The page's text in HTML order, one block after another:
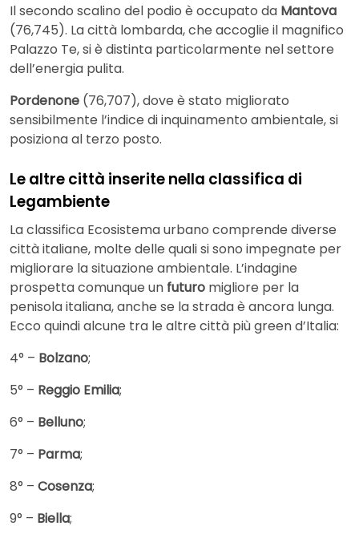
Il secondo scalino del podio è occupato da Mantova
(76,745). La città lombarda, che accoglie il magnifico
Palazzo Te, si è distinta particolarmente nel settore
dell’energia pulita.
Pordenone (76,707), dove è stato migliorato
sensibilmente l’indice di inquinamento ambientale, si
posiziona al terzo posto.
Le altre città inserite nella classifica di
Legambiente
La classifica Ecosistema urbano comprende diverse
città italiane, molte delle quali si sono impegnate per
migliorare la situazione ambientale. L’indagine
prospetta comunque un futuro migliore per la
penisola italiana, anche se la strada è ancora lunga.
Ecco quindi alcune tra le altre città più green d’Italia:
4° – Bolzano;
5° – Reggio Emilia;
6° – Belluno;
7° – Parma;
8° – Cosenza;
9° – Biella;